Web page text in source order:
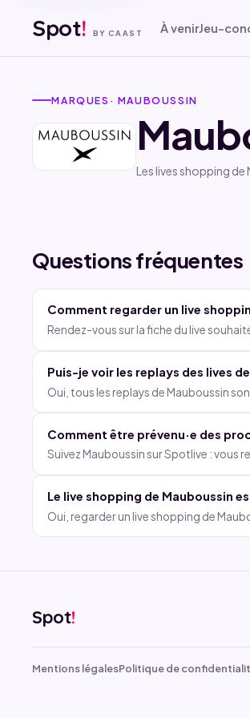
Spot! BY CAAST À venirJeu-
MARQUES · MAUBOUSSIN
Les lives shopping
Bijoux · 09 Déc
Découvrez notre
nouvelle collection «
Trop Smart » en Live
Questions fréquentes
Comment regarder un live
Rendez-vous sur la fiche du live
Puis-je voir les replays des lives
Oui, tous les replays de Mauboussin
Comment être prévenu·e des
Suivez Mauboussin sur Spotlive : vous
Le live shopping de Mauboussin
Oui, regarder un live shopping de
Spot!
Mentions légalesPolitique de